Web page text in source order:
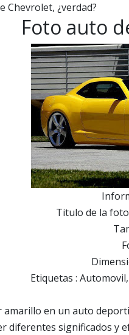
Chevrolet, ¿verdad?
Foto auto
Titulo de la
Etiquetas :
amarillo en un auto
diferentes significados y